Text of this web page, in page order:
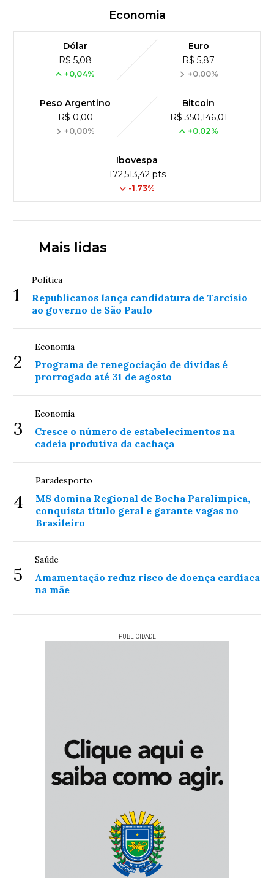
Economia
Dólar
R$ 5,08
+0,04%
Euro
R$ 5,87
+0,00%
Peso Argentino
R$ 0,00
+0,00%
Bitcoin
R$ 350,146,01
+0,02%
Ibovespa
172,513,42 pts
-1.73%
Mais lidas
1
Política
Republicanos lança candidatura de Tarcísio
ao governo de São Paulo
2
Economia
Programa de renegociação de dívidas é
prorrogado até 31 de agosto
3
Economia
Cresce o número de estabelecimentos na
cadeia produtiva da cachaça
4
Paradesporto
MS domina Regional de Bocha Paralímpica,
conquista título geral e garante vagas no
Brasileiro
5
Saúde
Amamentação reduz risco de doença cardíaca
na mãe
PUBLICIDADE